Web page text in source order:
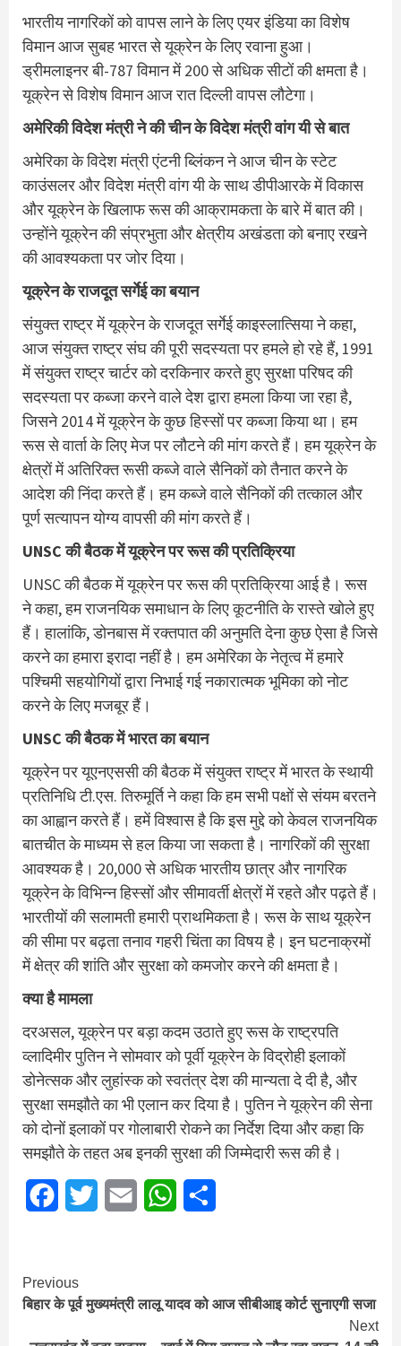
भारतीय नागरिकों को वापस लाने के लिए एयर इंडिया का विशेष
विमान आज सुबह भारत से यूक्रेन के लिए रवाना हुआ।
ड्रीमलाइनर बी-787 विमान में 200 से अधिक सीटों की क्षमता है।
यूक्रेन से विशेष विमान आज रात दिल्ली वापस लौटेगा।
अमेरिकी विदेश मंत्री ने की चीन के विदेश मंत्री वांग यी से बात
अमेरिका के विदेश मंत्री एंटनी ब्लिंकन ने आज चीन के स्टेट
काउंसलर और विदेश मंत्री वांग यी के साथ डीपीआरके में विकास
और यूक्रेन के खिलाफ रूस की आक्रामकता के बारे में बात की।
उन्होंने यूक्रेन की संप्रभुता और क्षेत्रीय अखंडता को बनाए रखने
की आवश्यकता पर जोर दिया।
यूक्रेन के राजदूत सर्गेई का बयान
संयुक्त राष्ट्र में यूक्रेन के राजदूत सर्गेई काइस्लात्सिया ने कहा,
आज संयुक्त राष्ट्र संघ की पूरी सदस्यता पर हमले हो रहे हैं, 1991
में संयुक्त राष्ट्र चार्टर को दरकिनार करते हुए सुरक्षा परिषद की
सदस्यता पर कब्जा करने वाले देश द्वारा हमला किया जा रहा है,
जिसने 2014 में यूक्रेन के कुछ हिस्सों पर कब्जा किया था। हम
रूस से वार्ता के लिए मेज पर लौटने की मांग करते हैं। हम यूक्रेन के
क्षेत्रों में अतिरिक्त रूसी कब्जे वाले सैनिकों को तैनात करने के
आदेश की निंदा करते हैं। हम कब्जे वाले सैनिकों की तत्काल और
पूर्ण सत्यापन योग्य वापसी की मांग करते हैं।
UNSC की बैठक में यूक्रेन पर रूस की प्रतिक्रिया
UNSC की बैठक में यूक्रेन पर रूस की प्रतिक्रिया आई है। रूस
ने कहा, हम राजनयिक समाधान के लिए कूटनीति के रास्ते खोले हुए
हैं। हालांकि, डोनबास में रक्तपात की अनुमति देना कुछ ऐसा है जिसे
करने का हमारा इरादा नहीं है। हम अमेरिका के नेतृत्व में हमारे
पश्चिमी सहयोगियों द्वारा निभाई गई नकारात्मक भूमिका को नोट
करने के लिए मजबूर हैं।
UNSC की बैठक में भारत का बयान
यूक्रेन पर यूएनएससी की बैठक में संयुक्त राष्ट्र में भारत के स्थायी
प्रतिनिधि टी.एस. तिरुमूर्ति ने कहा कि हम सभी पक्षों से संयम बरतने
का आह्वान करते हैं। हमें विश्वास है कि इस मुद्दे को केवल राजनयिक
बातचीत के माध्यम से हल किया जा सकता है। नागरिकों की सुरक्षा
आवश्यक है। 20,000 से अधिक भारतीय छात्र और नागरिक
यूक्रेन के विभिन्न हिस्सों और सीमावर्ती क्षेत्रों में रहते और पढ़ते हैं।
भारतीयों की सलामती हमारी प्राथमिकता है। रूस के साथ यूक्रेन
की सीमा पर बढ़ता तनाव गहरी चिंता का विषय है। इन घटनाक्रमों
में क्षेत्र की शांति और सुरक्षा को कमजोर करने की क्षमता है।
क्या है मामला
दरअसल, यूक्रेन पर बड़ा कदम उठाते हुए रूस के राष्ट्रपति
व्लादिमीर पुतिन ने सोमवार को पूर्वी यूक्रेन के विद्रोही इलाकों
डोनेत्सक और लुहांस्क को स्वतंत्र देश की मान्यता दे दी है, और
सुरक्षा समझौते का भी एलान कर दिया है। पुतिन ने यूक्रेन की सेना
को दोनों इलाकों पर गोलाबारी रोकने का निर्देश दिया और कहा कि
समझौते के तहत अब इनकी सुरक्षा की जिम्मेदारी रूस की है।
FacebookTwitter Email WhatsApp
Continue
Reading
Previous
ब‍िहार के पूर्व मुख्‍यमंत्री लालू यादव को आज सीबीआइ कोर्ट सुनाएगी सजा
Next